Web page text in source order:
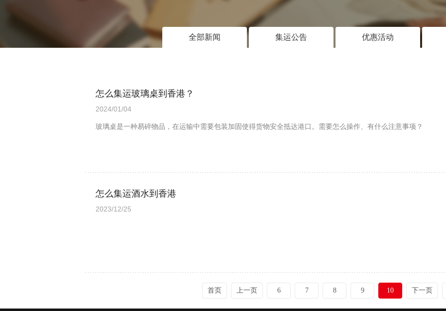
全部新闻 集运公告 优惠活动
怎么集运玻璃桌到香港？
2024/01/04
玻璃桌是一种易碎物品，在运输中需要包装加固使得货物安全抵达港口。需要怎么操作、有什么注意事项？
怎么集运酒水到香港
2023/12/25
首页 上一页 6 7 8 9 10 下一页